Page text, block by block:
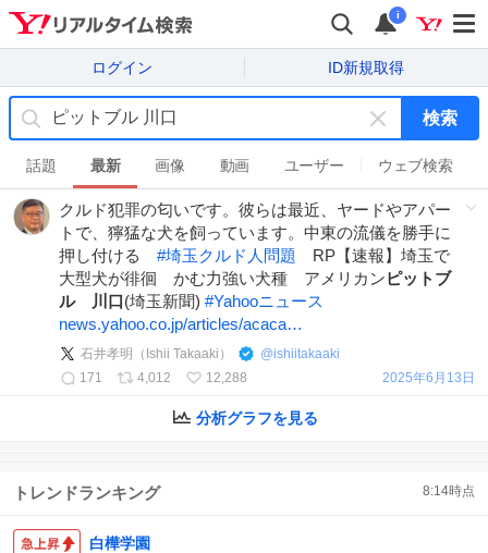
i
ログイン ID新規取得
キ
ー
ワ
ー
ド
を
消
検索
話題 最新 画像 動画 ユーザー ウェブ検索
クルド犯罪の匂いです。彼らは最近、ヤードやアパー
トで、獰猛な犬を飼っています。中東の流儀を勝手に
押し付ける #埼玉クルド人問題
RP【速報】埼玉で
大型犬が徘徊 かむ力強い犬種 アメリカンピットブ
ル
川口(埼玉新聞) #Yahooニュース
news.yahoo.co.jp/articles/acaca…
石井孝明（Ishii Takaaki） @ishiitakaaki
171
4,012 12,288 2025年6月13日
分析グラフを見る
トレンドランキング 8:14時点
白樺学園